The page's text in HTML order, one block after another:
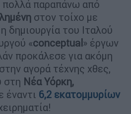
πολλά παραπάνω από
στον τοίχο με
δημιουργία του Ιταλού
«conceptual » έργων
προκάλεσε για ακόμη
αγορά τέχνης χθες,
στη Νέα Υόρκη,
έναντι 6,2 εκατομμυρίων